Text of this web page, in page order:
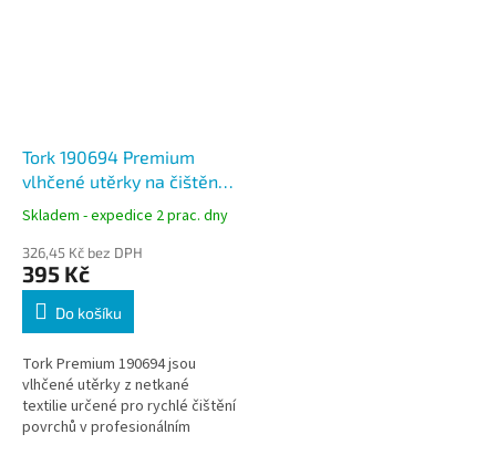
Tork 190694 Premium
vlhčené utěrky na čištění
povrchů W15, náplň 58
Skladem - expedice 2 prac. dny
326,45 Kč bez DPH
395 Kč
Do košíku
Tork Premium 190694 jsou
vlhčené utěrky z netkané
textilie určené pro rychlé čištění
povrchů v profesionálním